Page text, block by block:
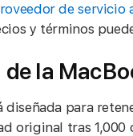
de servicio
y términos
de la
diseñada para
original tras 1,000